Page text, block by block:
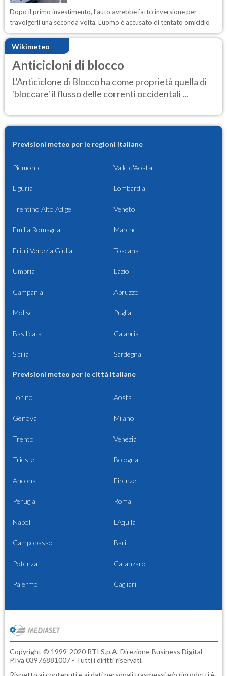
Dopo il primo investimento, l'auto avrebbe fatto inversione per
travolgerli una seconda volta. L'uomo è accusato di tentato omicidio
Wikimeteo
Anticicloni di blocco
L'Anticiclone di Blocco ha come proprietà quella di
'bloccare' il flusso delle correnti occidentali ...
Previsioni meteo per le regioni italiane
Piemonte Valle d'Aosta
Liguria Lombardia
Trentino Alto Adige Veneto
Emilia Romagna Marche
Friuli Venezia Giulia Toscana
Umbria Lazio
Campania Abruzzo
Molise Puglia
Basilicata Calabria
Sicilia Sardegna
Previsioni meteo per le città italiane
Torino Aosta
Genova Milano
Trento Venezia
Trieste Bologna
Ancona Firenze
Perugia Roma
Napoli L'Aquila
Campobasso Bari
Potenza Catanzaro
Palermo Cagliari
Copyright © 1999-2020 RTI S.p.A. Direzione Business Digital -
P.Iva 03976881007 - Tutti i diritti riservati.